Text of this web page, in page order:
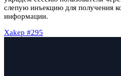
слепую инъекцию для получения
информации.
Xakep #295